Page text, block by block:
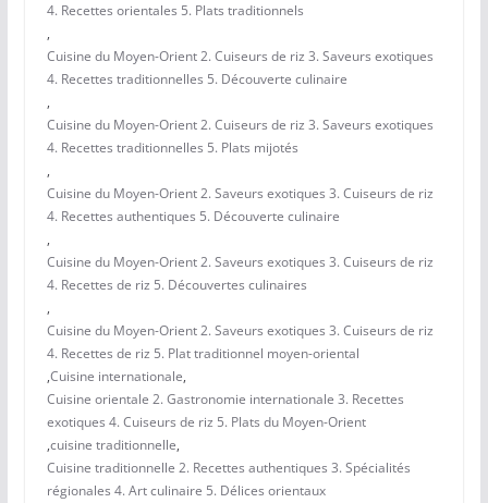
4. Recettes orientales 5. Plats traditionnels
,
Cuisine du Moyen-Orient 2. Cuiseurs de riz 3. Saveurs exotiques
4. Recettes traditionnelles 5. Découverte culinaire
,
Cuisine du Moyen-Orient 2. Cuiseurs de riz 3. Saveurs exotiques
4. Recettes traditionnelles 5. Plats mijotés
,
Cuisine du Moyen-Orient 2. Saveurs exotiques 3. Cuiseurs de riz
4. Recettes authentiques 5. Découverte culinaire
,
Cuisine du Moyen-Orient 2. Saveurs exotiques 3. Cuiseurs de riz
4. Recettes de riz 5. Découvertes culinaires
,
Cuisine du Moyen-Orient 2. Saveurs exotiques 3. Cuiseurs de riz
4. Recettes de riz 5. Plat traditionnel moyen-oriental
,Cuisine internationale,
Cuisine orientale 2. Gastronomie internationale 3. Recettes
exotiques 4. Cuiseurs de riz 5. Plats du Moyen-Orient
,cuisine traditionnelle,
Cuisine traditionnelle 2. Recettes authentiques 3. Spécialités
régionales 4. Art culinaire 5. Délices orientaux